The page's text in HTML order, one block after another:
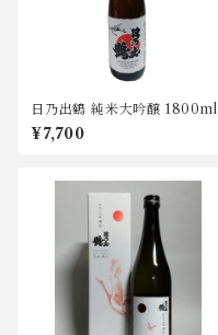
日乃出鶴 純米大吟醸 1800ml
¥7,700